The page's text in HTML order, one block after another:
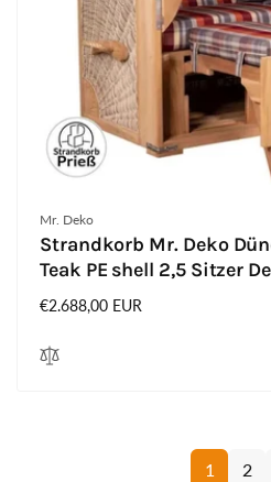
Anbieter:
Mr. Deko
Strandkorb Mr. Deko
Teak PE shell 2,5 Sitzer
Normaler
€2.688,00 EUR
1 2